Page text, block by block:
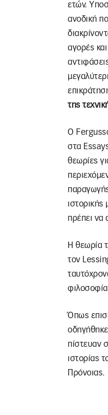
ετών.
ανοδική
αγορές
της
Ο
στα
θεωρίες
ιστορικής
πρέπει να
Η θεωρία
τον
Όπως
πίστευαν
ιστορίας
Πρόνοιας.